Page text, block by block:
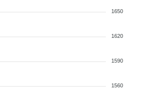
1650
1620
1590
1560